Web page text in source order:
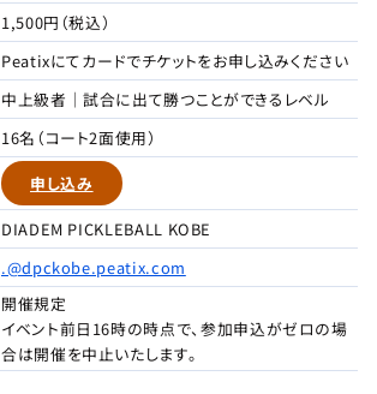
1,500円（税込）
Peatixにてカードでチケットをお申し込みください
中上級者｜試合に出て勝つことができるレベル
16名（コート2面使用）
申し込み
DIADEM PICKLEBALL KOBE
.@dpckobe.peatix.com
開催規定
イベント前日16時の時点で、参加申込がゼロの場
合は開催を中止いたします。